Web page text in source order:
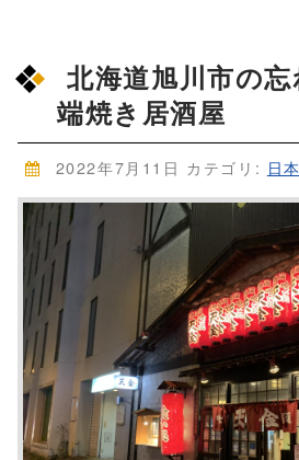
北海道旭川市の
端焼き居酒屋
2022年7月11日 カテゴリ: 日